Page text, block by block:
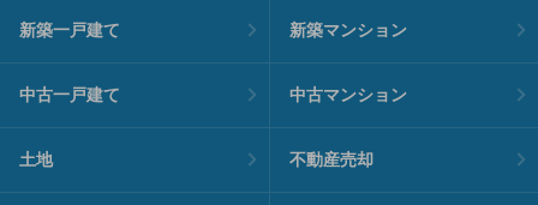
新築一戸建て 新築マンション
中古一戸建て 中古マンション
土地 不動産売却